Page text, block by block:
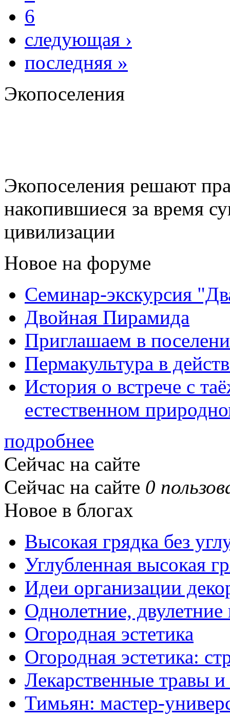
6
следующая ›
последняя »
Экопоселения
Экопоселения решают
накопившиеся за время
цивилизации
Новое на форуме
Семинар-экскурсия
Двойная Пирамида
Приглашаем в
Пермакультура в
История о встрече с
естественном
подробнее
Сейчас на сайте
Сейчас на сайте 0
Новое в блогах
Высокая грядка без
Углубленная высокая
Идеи организации
Однолетние,
Огородная эстетика
Огородная эстетика:
Лекарственные травы и
Тимьян: мастер-